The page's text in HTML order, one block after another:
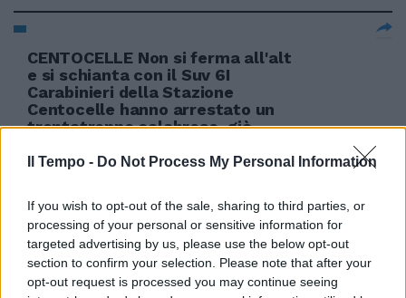
Il Tempo - Do Not Process My Personal Information
If you wish to opt-out of the sale, sharing to third parties, or
processing of your personal or sensitive information for
targeted advertising by us, please use the below opt-out
section to confirm your selection. Please note that after your
opt-out request is processed you may continue seeing
CENTOCELLE Non si ferma all'alt
e si schianta con il Suv 6I
Carabinieri della Stazione
Centocelle hanno arrestato un
trentatrenne calabrese, già
da tempo residente nella
15/01/2012
GIUSTINIANA Eroina